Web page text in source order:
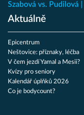
Szabová vs. Pudilová
Aktuálně
Epicentrum
Neštovice: příznaky, léčba
V čem jezdí Yamal a Mesii?
Kvízy pro seniory
Kalendář úplňků 2026
Co je bodycount?